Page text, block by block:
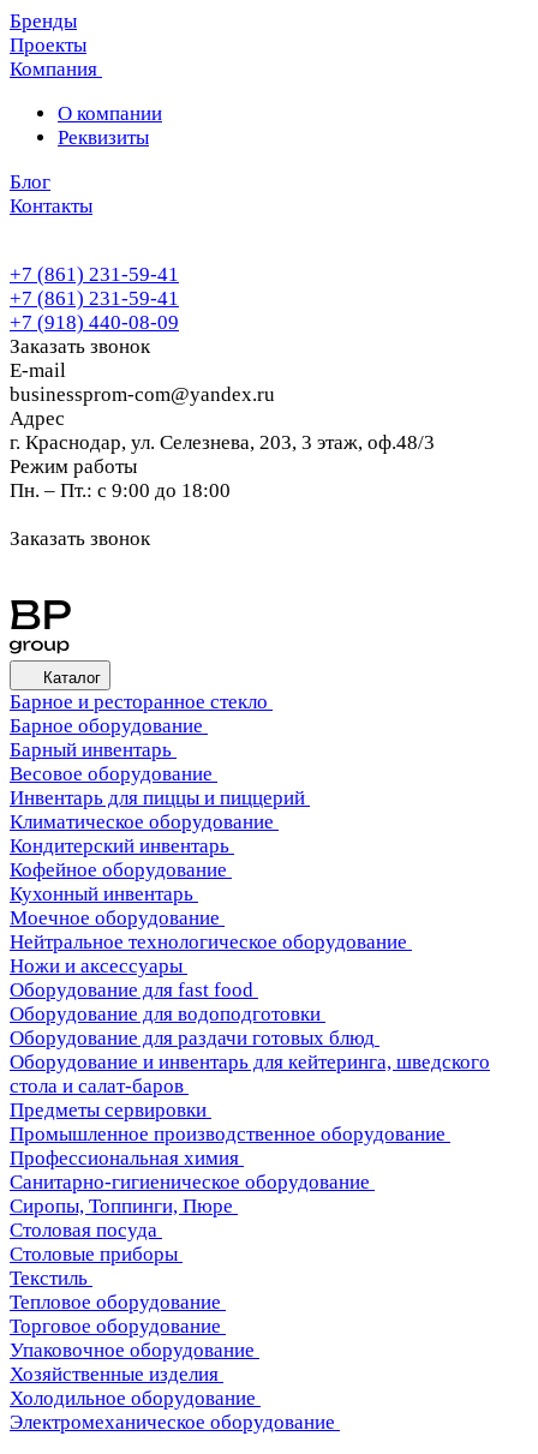
Бренды
Проекты
Компания
О компании
Реквизиты
Блог
Контакты
+7 (861) 231-59-41
+7 (861) 231-59-41
+7 (918) 440-08-09
Заказать звонок
E-mail
businessprom-com@yandex.ru
Адрес
г. Краснодар, ул. Селезнева, 203, 3 этаж, оф.48/3
Режим работы
Пн. – Пт.: с 9:00 до 18:00
Заказать звонок
Каталог
Барное и ресторанное стекло
Барное оборудование
Барный инвентарь
Весовое оборудование
Инвентарь для пиццы и пиццерий
Климатическое оборудование
Кондитерский инвентарь
Кофейное оборудование
Кухонный инвентарь
Моечное оборудование
Нейтральное технологическое оборудование
Ножи и аксессуары
Оборудование для fast food
Оборудование для водоподготовки
Оборудование для раздачи готовых блюд
Оборудование и инвентарь для кейтеринга, шведского
стола и салат-баров
Предметы сервировки
Промышленное производственное оборудование
Профессиональная химия
Санитарно-гигиеническое оборудование
Сиропы, Топпинги, Пюре
Столовая посуда
Столовые приборы
Текстиль
Тепловое оборудование
Торговое оборудование
Упаковочное оборудование
Хозяйственные изделия
Холодильное оборудование
Электромеханическое оборудование